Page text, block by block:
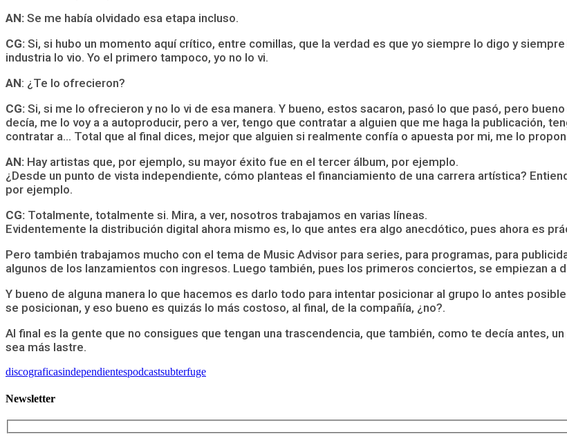
AN: Se me había olvidado esa etapa incluso.
CG: Si, si hubo un momento aquí crítico, entre comillas, que la verdad es que yo siempre lo digo y
industria lo vio. Yo el primero tampoco, yo no lo vi.
AN: ¿Te lo ofrecieron?
CG: Si, si me lo ofrecieron y no lo vi de esa manera. Y bueno, estos sacaron, pasó lo que pasó, pero
decía, me lo voy a a autoproducir, pero a ver, tengo que contratar a alguien que me haga la publicación,
contratar a… Total que al final dices, mejor que alguien si realmente confía o apuesta por mi, me lo
AN: Hay artistas que, por ejemplo, su mayor éxito fue en el tercer álbum, por ejemplo.
¿Desde un punto de vista independiente, cómo planteas el financiamiento de una carrera artística?
por ejemplo.
CG: Totalmente, totalmente si. Mira, a ver, nosotros trabajamos en varias líneas.
Evidentemente la distribución digital ahora mismo es, lo que antes era algo anecdótico, pues ahora es
Pero también trabajamos mucho con el tema de Music Advisor para series, para programas, para
algunos de los lanzamientos con ingresos. Luego también, pues los primeros conciertos, se empiezan a
Y bueno de alguna manera lo que hacemos es darlo todo para intentar posicionar al grupo lo antes
se posicionan, y eso bueno es quizás lo más costoso, al final, de la compañía, ¿no?.
Al final es la gente que no consigues que tengan una trascendencia, que también, como te decía antes,
sea más lastre.
discograficasindependientespodcastsubterfuge
Newsletter